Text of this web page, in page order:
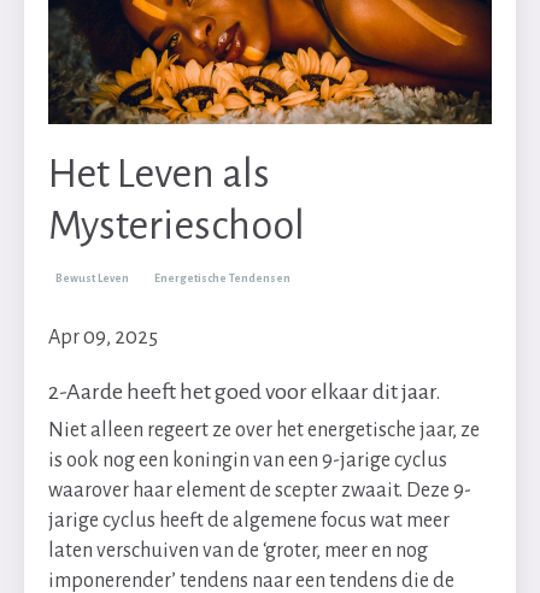
Het Leven als
Mysterieschool
Bewust Leven Energetische Tendensen
Apr 09, 2025
2-Aarde heeft het goed voor elkaar dit jaar.
Niet alleen regeert ze over het energetische jaar, ze
is ook nog een koningin van een 9-jarige cyclus
waarover haar element de scepter zwaait. Deze 9-
jarige cyclus heeft de algemene focus wat meer
laten verschuiven van de ‘groter, meer en nog
imponerender’ tendens naar een tendens die de